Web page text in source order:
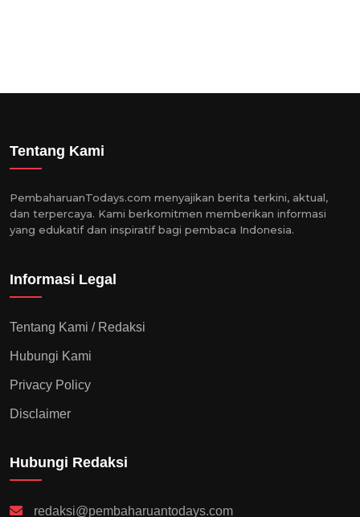
Tentang Kami
PembaharuanTodays.com menyajikan berita terkini, aktual,
dan terpercaya. Kami berkomitmen memberikan informasi
yang edukatif dan inspiratif bagi pembaca Indonesia.
Informasi Legal
Tentang Kami / Redaksi
Hubungi Kami
Privacy Policy
Disclaimer
Hubungi Redaksi
redaksi@pembaharuantodays.com